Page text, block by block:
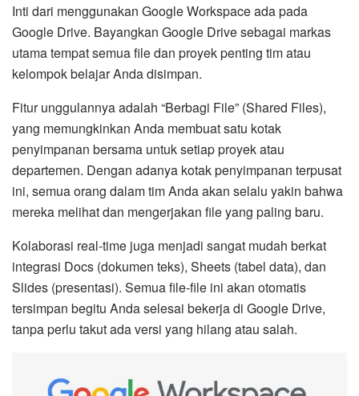
Inti dari menggunakan Google Workspace ada pada
Google Drive. Bayangkan Google Drive sebagai markas
utama tempat semua file dan proyek penting tim atau
kelompok belajar Anda disimpan.
Fitur unggulannya adalah “Berbagi File” (Shared Files),
yang memungkinkan Anda membuat satu kotak
penyimpanan bersama untuk setiap proyek atau
departemen. Dengan adanya kotak penyimpanan terpusat
ini, semua orang dalam tim Anda akan selalu yakin bahwa
mereka melihat dan mengerjakan file yang paling baru.
Kolaborasi real-time juga menjadi sangat mudah berkat
integrasi Docs (dokumen teks), Sheets (tabel data), dan
Slides (presentasi). Semua file-file ini akan otomatis
tersimpan begitu Anda selesai bekerja di Google Drive,
tanpa perlu takut ada versi yang hilang atau salah.